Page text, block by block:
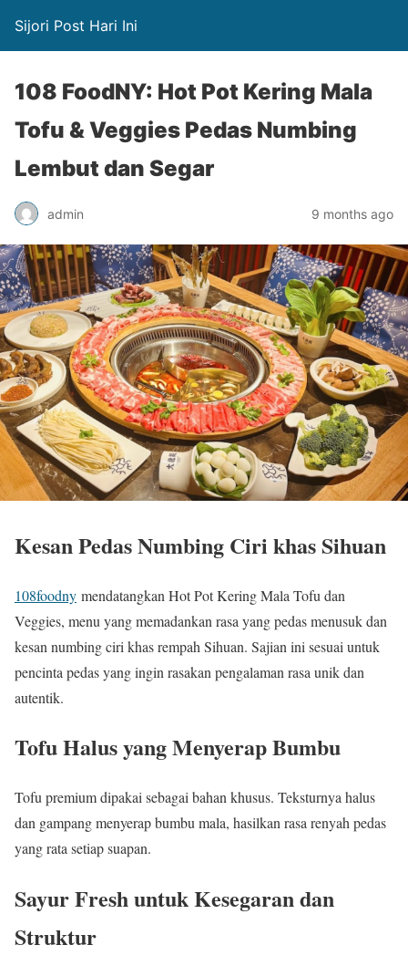
Sijori Post Hari Ini
108 FoodNY: Hot Pot Kering Mala
Tofu & Veggies Pedas Numbing
Lembut dan Segar
admin 9 months ago
Kesan Pedas Numbing Ciri khas Sihuan
108foodny mendatangkan Hot Pot Kering Mala Tofu dan
Veggies, menu yang memadankan rasa yang pedas menusuk dan
kesan numbing ciri khas rempah Sihuan. Sajian ini sesuai untuk
pencinta pedas yang ingin rasakan pengalaman rasa unik dan
autentik.
Tofu Halus yang Menyerap Bumbu
Tofu premium dipakai sebagai bahan khusus. Teksturnya halus
dan gampang menyerap bumbu mala, hasilkan rasa renyah pedas
yang rata setiap suapan.
Sayur Fresh untuk Kesegaran dan
Struktur